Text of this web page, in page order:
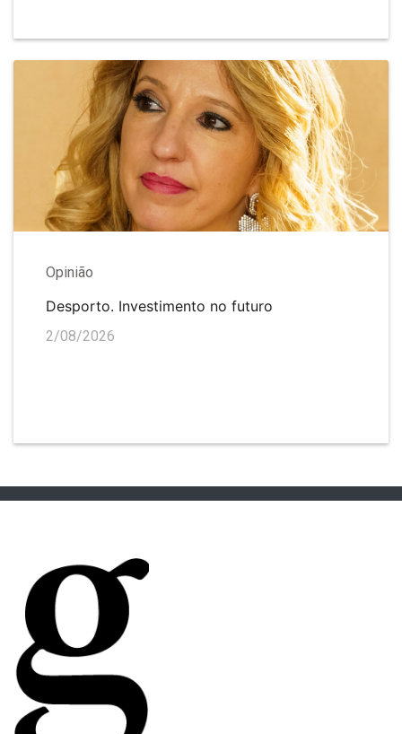
Opinião
Desporto. Investimento no futuro
2/08/2026